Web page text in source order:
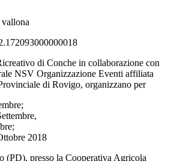
di Conche in collaborazione con
NSV Organizzazione Eventi affiliata
di Rovigo, organizzano per
2018
(PD), presso la Cooperativa Agricola